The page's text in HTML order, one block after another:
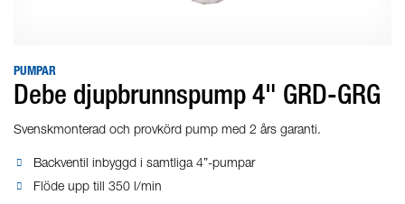
PUMPAR
Debe djupbrunnspump 4" GRD-GRG
Svenskmonterad och provkörd pump med 2 års garanti.
Backventil inbyggd i samtliga 4”-pumpar
Flöde upp till 350 l/min